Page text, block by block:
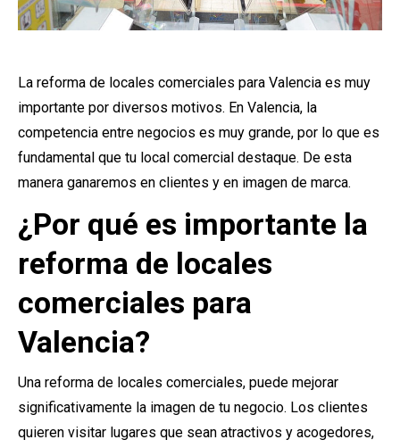
La reforma de locales comerciales para Valencia es muy
importante por diversos motivos. En Valencia, la
competencia entre negocios es muy grande, por lo que es
fundamental que tu local comercial destaque. De esta
manera ganaremos en clientes y en imagen de marca.
¿Por qué es importante la
reforma de locales
comerciales para
Valencia?
Una reforma de locales comerciales, puede mejorar
significativamente la imagen de tu negocio. Los clientes
quieren visitar lugares que sean atractivos y acogedores,